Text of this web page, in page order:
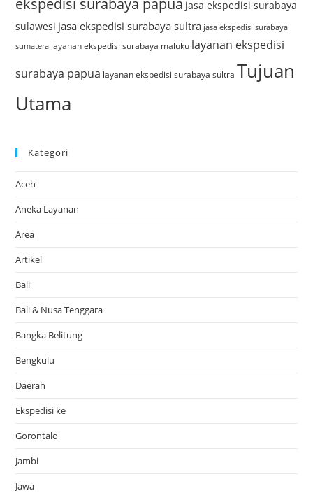
jasa ekspedisi surabaya
sulawesi jasa ekspedisi surabaya sultra jasa ekspedisi surabaya
sumatera layanan ekspedisi surabaya maluku layanan ekspedisi
surabaya papua layanan ekspedisi surabaya sultra Tujuan
Utama
Kategori
Aceh
Aneka Layanan
Area
Artikel
Bali
Bali & Nusa Tenggara
Bangka Belitung
Bengkulu
Daerah
Ekspedisi ke
Gorontalo
Jambi
Jawa